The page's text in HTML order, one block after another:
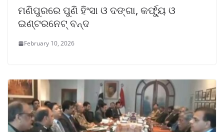
ମଣିପୁରରେ ପୁଣି ହିଂସା ଓ ଦଙ୍ଗା, କର୍ଫ୍ୟୁ ଓ
ଇଣ୍ଟରନେଟ୍ ବନ୍ଦ
February 10, 2026